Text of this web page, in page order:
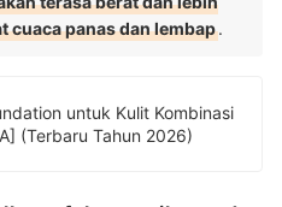
cuaca panas dan lembap.
untuk Kulit Kombinasi
MUA] (Terbaru Tahun 2026)